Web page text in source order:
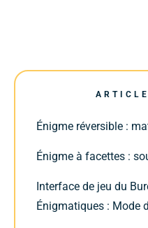
Énigme réversible :
Énigme à facettes :
Interface de jeu du
Énigmatiques : Mode